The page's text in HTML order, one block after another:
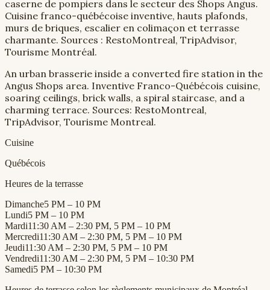
caserne de pompiers dans le secteur des Shops Angus.
Cuisine franco-québécoise inventive, hauts plafonds,
murs de briques, escalier en colimaçon et terrasse
charmante. Sources : RestoMontreal, TripAdvisor,
Tourisme Montréal.
An urban brasserie inside a converted fire station in the
Angus Shops area. Inventive Franco-Québécois cuisine,
soaring ceilings, brick walls, a spiral staircase, and a
charming terrace. Sources: RestoMontreal,
TripAdvisor, Tourisme Montreal.
Cuisine
Québécois
Heures de la terrasse
Dimanche5 PM – 10 PM
Lundi5 PM – 10 PM
Mardi11:30 AM – 2:30 PM, 5 PM – 10 PM
Mercredi11:30 AM – 2:30 PM, 5 PM – 10 PM
Jeudi11:30 AM – 2:30 PM, 5 PM – 10 PM
Vendredi11:30 AM – 2:30 PM, 5 PM – 10:30 PM
Samedi5 PM – 10:30 PM